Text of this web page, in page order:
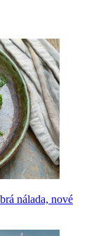
nálada, nové